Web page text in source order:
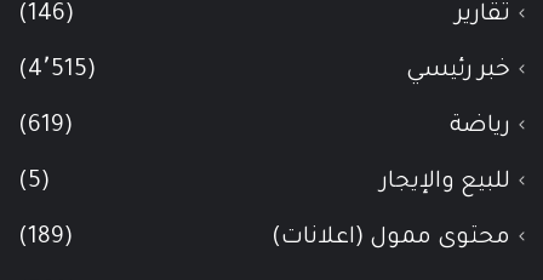
تقارير (146)
خبر رئيسي (4٬515)
رياضة (619)
للبيع والإيجار (5)
محتوى ممول (اعلانات) (189)